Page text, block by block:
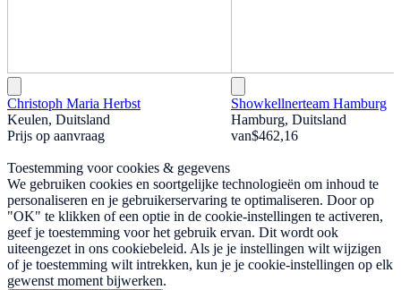
Christoph Maria Herbst
Keulen, Duitsland
Prijs op aanvraag
Showkellnerteam Hamburg
Hamburg, Duitsland
van$462,16
Toestemming voor cookies & gegevens
We gebruiken cookies en soortgelijke technologieën om inhoud te
personaliseren en je gebruikerservaring te optimaliseren. Door op
"OK" te klikken of een optie in de cookie-instellingen te activeren,
geef je toestemming voor het gebruik ervan. Dit wordt ook
uiteengezet in ons cookiebeleid. Als je je instellingen wilt wijzigen
of je toestemming wilt intrekken, kun je je cookie-instellingen op elk
gewenst moment bijwerken.